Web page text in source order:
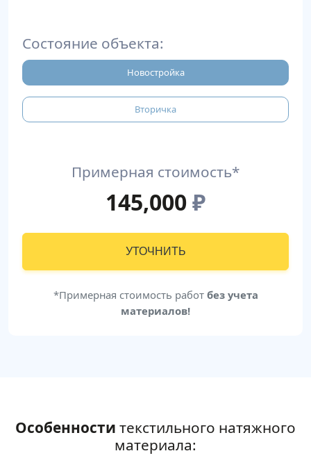
Состояние объекта:
Новостройка
Вторичка
Примерная стоимость*
145,000₽
УТОЧНИТЬ
*Примерная стоимость работ без учета
материалов!
Особенности текстильного натяжного
материала: